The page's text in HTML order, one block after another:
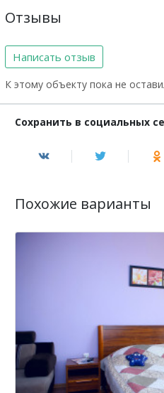
Отзывы
Написать отзыв
К этому объекту пока не
Сохранить в социальных
Похожие варианты